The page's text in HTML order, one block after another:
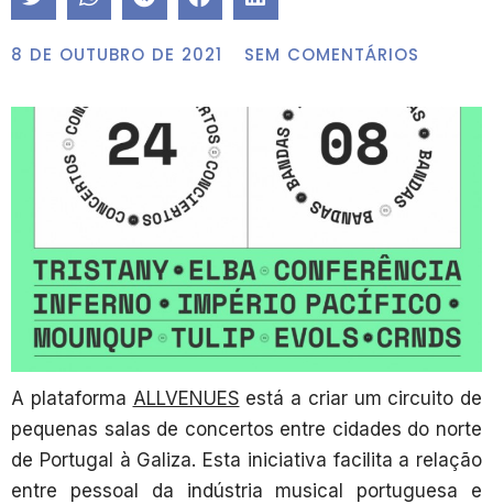
8 DE OUTUBRO DE 2021 SEM COMENTÁRIOS
A plataforma ALLVENUES está a criar um circuito de
pequenas salas de concertos entre cidades do norte
de Portugal à Galiza. Esta iniciativa facilita a relação
entre pessoal da indústria musical portuguesa e